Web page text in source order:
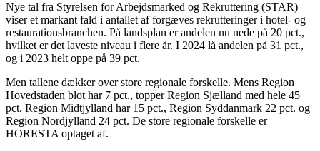
Nye tal fra Styrelsen for Arbejdsmarked og Rekruttering (STAR)
viser et markant fald i antallet af forgæves rekrutteringer i hotel- og
restaurationsbranchen. På landsplan er andelen nu nede på 20 pct.,
hvilket er det laveste niveau i flere år. I 2024 lå andelen på 31 pct.,
og i 2023 helt oppe på 39 pct.
Men tallene dækker over store regionale forskelle. Mens Region
Hovedstaden blot har 7 pct., topper Region Sjælland med hele 45
pct. Region Midtjylland har 15 pct., Region Syddanmark 22 pct. og
Region Nordjylland 24 pct. De store regionale forskelle er
HORESTA optaget af.